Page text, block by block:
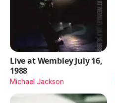
Live at Wembley July 16,
1988
Michael Jackson